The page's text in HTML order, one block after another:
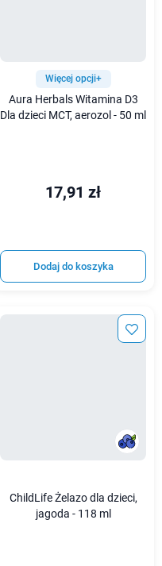
Więcej opcji+
Aura Herbals Witamina D3
Dla dzieci MCT, aerozol - 50 ml
17,91 zł
Dodaj do koszyka
ChildLife Żelazo dla dzieci,
jagoda - 118 ml